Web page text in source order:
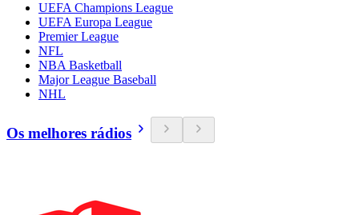
UEFA Champions League
UEFA Europa League
Premier League
NFL
NBA Basketball
Major League Baseball
NHL
Os melhores rádios